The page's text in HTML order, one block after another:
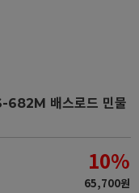
682M 배스로드 민물
10%
65,700원